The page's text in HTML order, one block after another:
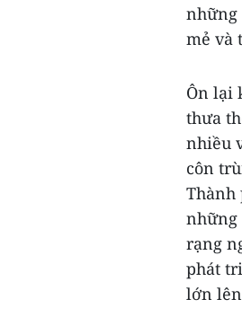
những
mẻ và
Ôn lại
thưa
nhiều
côn
Thành
những
rạng
phát
lớn